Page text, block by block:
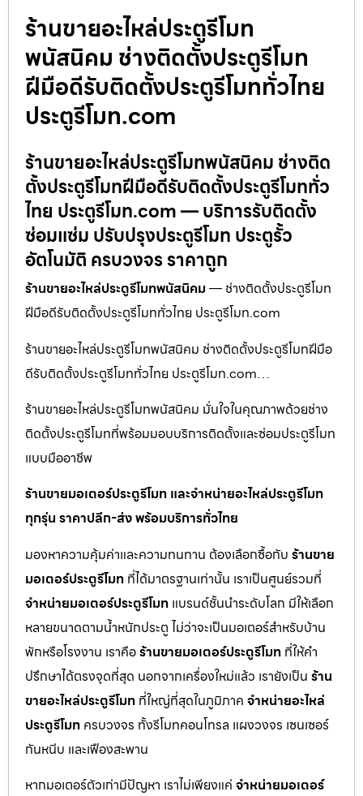
ร้านขายอะไหล่ประตูรีโมท
พนัสนิคม ช่างติดตั้งประตูรีโมท
ฝีมือดีรับติดตั้งประตูรีโมททั่วไทย
ประตูรีโมท.com
ร้านขายอะไหล่ประตูรีโมทพนัสนิคม ช่างติด
ตั้งประตูรีโมทฝีมือดีรับติดตั้งประตูรีโมททั่ว
ไทย ประตูรีโมท.com — บริการรับติดตั้ง
ซ่อมแซ่ม ปรับปรุงประตูรีโมท ประตูรั้ว
อัตโนมัติ ครบวงจร ราคาถูก
ร้านขายอะไหล่ประตูรีโมทพนัสนิคม— ช่างติดตั้งประตูรีโมท
ฝีมือดีรับติดตั้งประตูรีโมททั่วไทย ประตูรีโมท.com
ร้านขายอะไหล่ประตูรีโมทพนัสนิคม ช่างติดตั้งประตูรีโมทฝีมือ
ดีรับติดตั้งประตูรีโมททั่วไทย ประตูรีโมท.com…
ร้านขายอะไหล่ประตูรีโมทพนัสนิคม มั่นใจในคุณภาพด้วยช่าง
ติดตั้งประตูรีโมทที่พร้อมมอบบริการติดตั้งและซ่อมประตูรีโมท
แบบมืออาชีพ
ร้านขายมอเตอร์ประตูรีโมท และจำหน่ายอะไหล่ประตูรีโมท
ทุกรุ่น ราคาปลีก-ส่ง พร้อมบริการทั่วไทย
มองหาความคุ้มค่าและความทนทาน ต้องเลือกซื้อกับ ร้านขาย
มอเตอร์ประตูรีโมท ที่ได้มาตรฐานเท่านั้น เราเป็นศูนย์รวมที่
จำหน่ายมอเตอร์ประตูรีโมท แบรนด์ชั้นนำระดับโลก มีให้เลือก
หลายขนาดตามน้ำหนักประตู ไม่ว่าจะเป็นมอเตอร์สำหรับบ้าน
พักหรือโรงงาน เราคือร้านขายมอเตอร์ประตูรีโมท ที่ให้คำ
ปรึกษาได้ตรงจุดที่สุด นอกจากเครื่องใหม่แล้ว เรายังเป็น ร้าน
ขายอะไหล่ประตูรีโมท ที่ใหญ่ที่สุดในภูมิภาค จำหน่ายอะไหล่
ประตูรีโมท ครบวงจร ทั้งรีโมทคอนโทรล แผงวงจร เซนเซอร์
กันหนีบ และเฟืองสะพาน
หากมอเตอร์ตัวเก่ามีปัญหา เราไม่เพียงแค่ จำหน่ายมอเตอร์